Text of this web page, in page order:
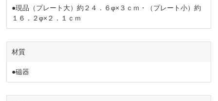
●現品（プレート大）約２４．６φ×３ｃｍ・（プレート小）約
１６．２φ×２．１ｃｍ
材質
●磁器